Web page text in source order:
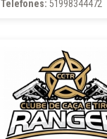
Telefones: 51998344472